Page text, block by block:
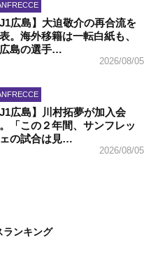
J1広島】大迫敬介の再合流を
。海外移籍は一転白紙も、
広島の選手…
2026/08/05
J1広島】川村拓夢が加入会
「この２年間、サンフレッ
の試合は見…
2026/08/05
ランキング